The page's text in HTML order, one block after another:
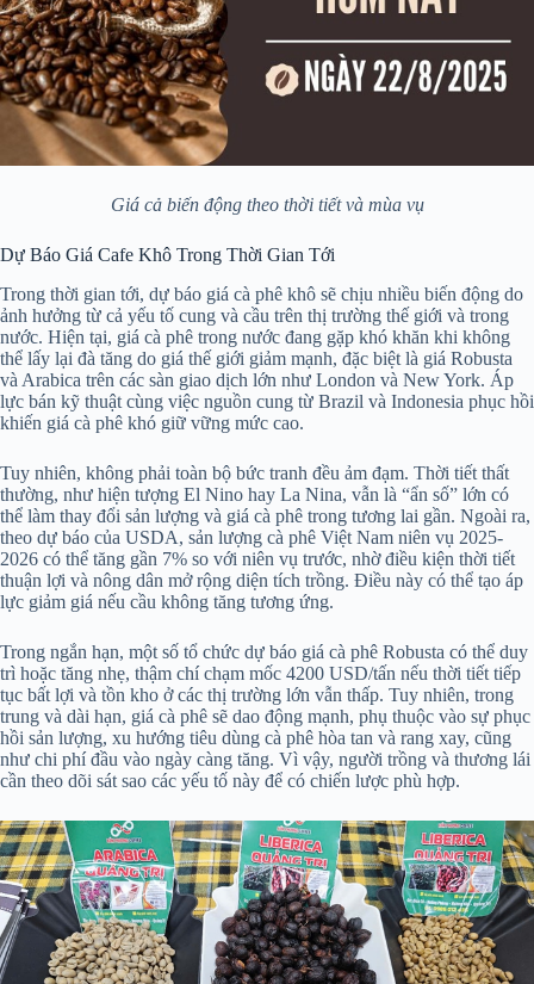
Giá cả biến động theo thời tiết và mùa vụ
Dự Báo Giá Cafe Khô Trong Thời Gian Tới
Trong thời gian tới, dự báo giá cà phê khô sẽ chịu nhiều biến động do
ảnh hưởng từ cả yếu tố cung và cầu trên thị trường thế giới và trong
nước. Hiện tại, giá cà phê trong nước đang gặp khó khăn khi không
thể lấy lại đà tăng do giá thế giới giảm mạnh, đặc biệt là giá Robusta
và Arabica trên các sàn giao dịch lớn như London và New York. Áp
lực bán kỹ thuật cùng việc nguồn cung từ Brazil và Indonesia phục hồi
khiến giá cà phê khó giữ vững mức cao.
Tuy nhiên, không phải toàn bộ bức tranh đều ảm đạm. Thời tiết thất
thường, như hiện tượng El Nino hay La Nina, vẫn là “ẩn số” lớn có
thể làm thay đổi sản lượng và giá cà phê trong tương lai gần. Ngoài ra,
theo dự báo của USDA, sản lượng cà phê Việt Nam niên vụ 2025-
2026 có thể tăng gần 7% so với niên vụ trước, nhờ điều kiện thời tiết
thuận lợi và nông dân mở rộng diện tích trồng. Điều này có thể tạo áp
lực giảm giá nếu cầu không tăng tương ứng.
Trong ngắn hạn, một số tổ chức dự báo giá cà phê Robusta có thể duy
trì hoặc tăng nhẹ, thậm chí chạm mốc 4200 USD/tấn nếu thời tiết tiếp
tục bất lợi và tồn kho ở các thị trường lớn vẫn thấp. Tuy nhiên, trong
trung và dài hạn, giá cà phê sẽ dao động mạnh, phụ thuộc vào sự phục
hồi sản lượng, xu hướng tiêu dùng cà phê hòa tan và rang xay, cũng
như chi phí đầu vào ngày càng tăng. Vì vậy, người trồng và thương lái
cần theo dõi sát sao các yếu tố này để có chiến lược phù hợp.